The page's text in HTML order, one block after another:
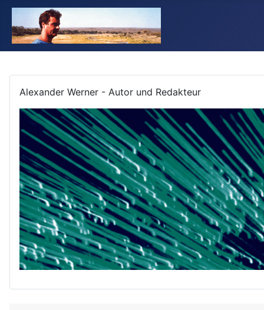
Alexander Werner - Autor und Redakteur